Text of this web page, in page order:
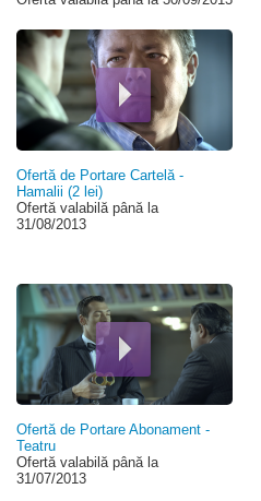
Ofertă de Portare Cartelă -
Hamalii (2 lei)
Ofertă valabilă până la
31/08/2013
Ofertă de Portare Abonament -
Teatru
Ofertă valabilă până la
31/07/2013